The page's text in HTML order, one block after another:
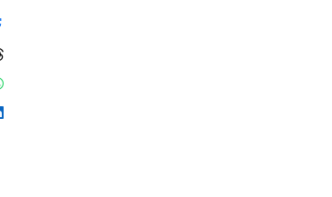
Compartilhar no Facebook
Compartilhar no Threads
Compartilhar no WhatsApp
Compartilhar no LinkedIn